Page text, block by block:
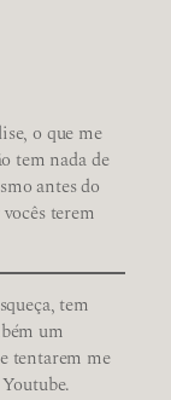
o que me
tem nada de
antes do
terem
tem
um
tentarem me